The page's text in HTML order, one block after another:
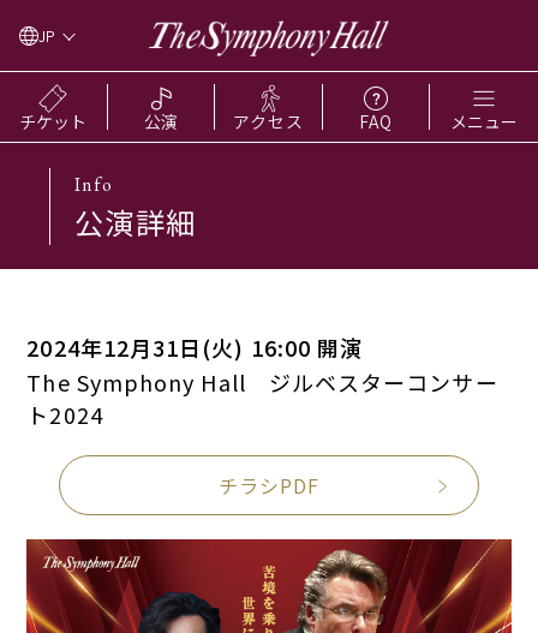
JP
チケット 公演 アクセス FAQ メニュー
Info
公演詳細
2024年12月31日(火) 16:00 開演
The Symphony Hall ジルベスターコンサー
ト2024
チラシPDF